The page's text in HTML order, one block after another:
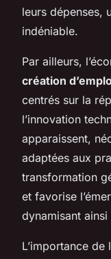
leurs dépenses,
indéniable.
Par ailleurs,
création
centrés sur la
l’innovation
apparaissent,
adaptées aux
transformation
et favorise
dynamisant
L’importance